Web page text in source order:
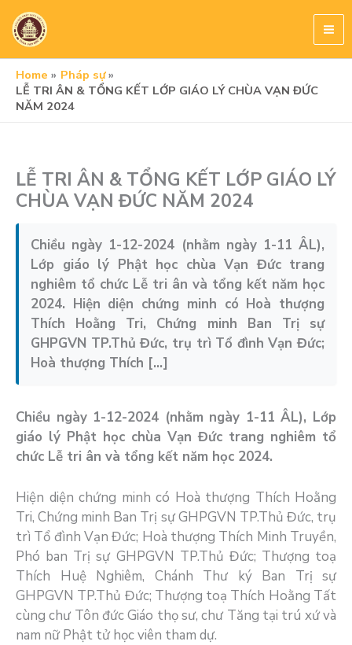
content
Home
Pháp sự
LỄ TRI ÂN & TỔNG KẾT LỚP GIÁO LÝ CHÙA VẠN ĐỨC
NĂM 2024
LỄ TRI ÂN & TỔNG KẾT LỚP GIÁO LÝ
CHÙA VẠN ĐỨC NĂM 2024
Chiều ngày 1-12-2024 (nhằm ngày 1-11 ÂL),
Lớp giáo lý Phật học chùa Vạn Đức trang
nghiêm tổ chức Lễ tri ân và tổng kết năm học
2024. Hiện diện chứng minh có Hoà thượng
Thích Hoằng Tri, Chứng minh Ban Trị sự
GHPGVN TP.Thủ Đức, trụ trì Tổ đình Vạn Đức;
Hoà thượng Thích […]
Chiều ngày 1-12-2024 (nhằm ngày 1-11 ÂL), Lớp
giáo lý Phật học chùa Vạn Đức trang nghiêm tổ
chức Lễ tri ân và tổng kết năm học 2024.
Hiện diện chứng minh có Hoà thượng Thích Hoằng
Tri, Chứng minh Ban Trị sự GHPGVN TP.Thủ Đức, trụ
trì Tổ đình Vạn Đức; Hoà thượng Thích Minh Truyền,
Phó ban Trị sự GHPGVN TP.Thủ Đức; Thượng toạ
Thích Huệ Nghiêm, Chánh Thư ký Ban Trị sự
GHPGVN TP.Thủ Đức; Thượng toạ Thích Hoằng Tất
cùng chư Tôn đức Giáo thọ sư, chư Tăng tại trú xứ và
nam nữ Phật tử học viên tham dự.